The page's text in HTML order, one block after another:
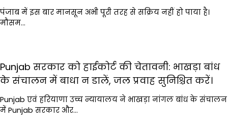
पंजाब में इस बार मानसून अभी पूरी तरह से सक्रिय नहीं हो पाया है।
मौसम…
Punjab सरकार को हाईकोर्ट की चेतावनी: भाखड़ा बांध
के संचालन में बाधा न डालें, जल प्रवाह सुनिश्चित करें।
Punjab एवं हरियाणा उच्च न्यायालय ने भाखड़ा नांगल बांध के संचालन
में Punjab सरकार और…